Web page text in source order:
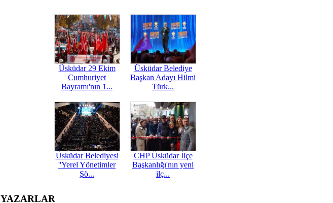
Üsküdar 29 Ekim
Cumhuriyet
Bayramı'nın 1...
Üsküdar Belediye
Başkan Adayı Hilmi
Türk...
Üsküdar Belediyesi
''Yerel Yönetimler
Şö...
CHP Üsküdar İlçe
Başkanlığı'nın yeni
ilç...
YAZARLAR